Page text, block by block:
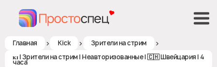
Главная > Kick > Зрители на стрим >
ᴋɪ | Зрители на стрим | Неавторизованные | 🇨🇭 Швейцария | 4
часа